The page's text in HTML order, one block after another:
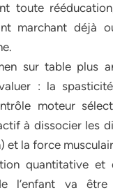
toute
marchant déjà
sur table plus
: la
moteur
à dissocier les
et la force
quantitative
l’enfant va être